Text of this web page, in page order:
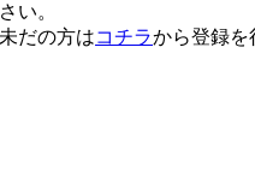
い。
だの方はコチラから登録を